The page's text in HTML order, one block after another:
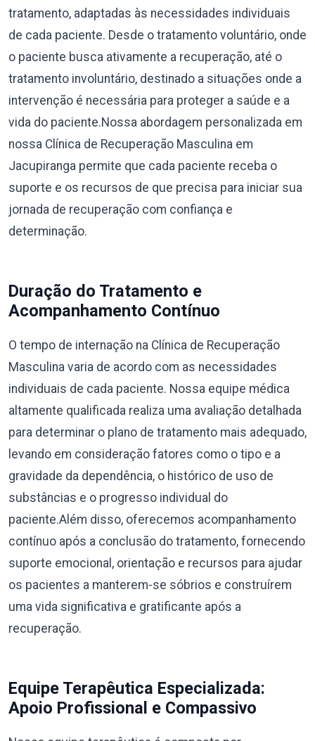
tratamento, adaptadas às necessidades individuais
de cada paciente. Desde o tratamento voluntário, onde
o paciente busca ativamente a recuperação, até o
tratamento involuntário, destinado a situações onde a
intervenção é necessária para proteger a saúde e a
vida do paciente.Nossa abordagem personalizada em
nossa Clínica de Recuperação Masculina em
Jacupiranga permite que cada paciente receba o
suporte e os recursos de que precisa para iniciar sua
jornada de recuperação com confiança e
determinação.
Duração do Tratamento e
Acompanhamento Contínuo
O tempo de internação na Clínica de Recuperação
Masculina varia de acordo com as necessidades
individuais de cada paciente. Nossa equipe médica
altamente qualificada realiza uma avaliação detalhada
para determinar o plano de tratamento mais adequado,
levando em consideração fatores como o tipo e a
gravidade da dependência, o histórico de uso de
substâncias e o progresso individual do
paciente.Além disso, oferecemos acompanhamento
contínuo após a conclusão do tratamento, fornecendo
suporte emocional, orientação e recursos para ajudar
os pacientes a manterem-se sóbrios e construírem
uma vida significativa e gratificante após a
recuperação.
Equipe Terapêutica Especializada:
Apoio Profissional e Compassivo